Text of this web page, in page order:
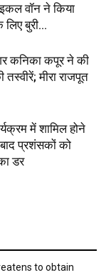
वॉन ने किया
लिए बुरी...
कनिका कपूर ने की
मीरा राजपूत
में शामिल होने
प्रशंसकों को
डर
to obtain